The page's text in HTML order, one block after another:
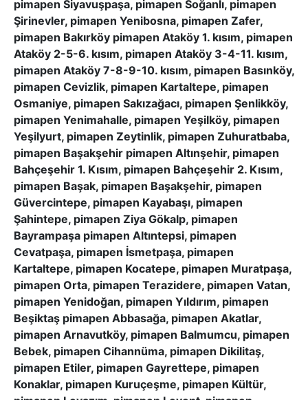
pimapen Siyavuşpaşa, pimapen Soğanlı, pimapen
Şirinevler, pimapen Yenibosna, pimapen Zafer,
pimapen Bakırköy pimapen Ataköy 1. kısım, pimapen
Ataköy 2-5-6. kısım, pimapen Ataköy 3-4-11. kısım,
pimapen Ataköy 7-8-9-10. kısım, pimapen Basınköy,
pimapen Cevizlik, pimapen Kartaltepe, pimapen
Osmaniye, pimapen Sakızağacı, pimapen Şenlikköy,
pimapen Yenimahalle, pimapen Yeşilköy, pimapen
Yeşilyurt, pimapen Zeytinlik, pimapen Zuhuratbaba,
pimapen Başakşehir pimapen Altınşehir, pimapen
Bahçeşehir 1. Kısım, pimapen Bahçeşehir 2. Kısım,
pimapen Başak, pimapen Başakşehir, pimapen
Güvercintepe, pimapen Kayabaşı, pimapen
Şahintepe, pimapen Ziya Gökalp, pimapen
Bayrampaşa pimapen Altıntepsi, pimapen
Cevatpaşa, pimapen İsmetpaşa, pimapen
Kartaltepe, pimapen Kocatepe, pimapen Muratpaşa,
pimapen Orta, pimapen Terazidere, pimapen Vatan,
pimapen Yenidoğan, pimapen Yıldırım, pimapen
Beşiktaş pimapen Abbasağa, pimapen Akatlar,
pimapen Arnavutköy, pimapen Balmumcu, pimapen
Bebek, pimapen Cihannüma, pimapen Dikilitaş,
pimapen Etiler, pimapen Gayrettepe, pimapen
Konaklar, pimapen Kuruçeşme, pimapen Kültür,